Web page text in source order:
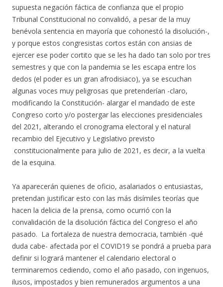
supuesta negación fáctica de confianza que el propio
Tribunal Constitucional no convalidó, a pesar de la muy
benévola sentencia en mayoría que cohonestó la disolución-,
y porque estos congresistas cortos están con ansias de
ejercer ese poder cortito que se les ha dado tan solo por tres
semestres y que con la pandemia se les escapa entre los
dedos (el poder es un gran afrodisiaco), ya se escuchan
algunas voces muy peligrosas que pretenderían -claro,
modificando la Constitución- alargar el mandado de este
Congreso corto y/o postergar las elecciones presidenciales
del 2021, alterando el cronograma electoral y el natural
recambio del Ejecutivo y Legislativo previsto
constitucionalmente para julio de 2021, es decir, a la vuelta
de la esquina.
Ya aparecerán quienes de oficio, asalariados o entusiastas,
pretendan justificar esto con las más disímiles teorías que
hacen la delicia de la prensa, como ocurrió con la
convalidación de la disolución fáctica del Congreso el año
pasado. La fortaleza de nuestra democracia, también -qué
duda cabe- afectada por el COVID19 se pondrá a prueba para
definir si logrará mantener el calendario electoral o
terminaremos cediendo, como el año pasado, con ingenuos,
ilusos, impostados y bien remunerados argumentos a una